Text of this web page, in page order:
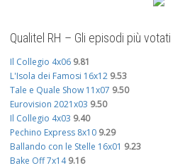
Qualitel RH – Gli episodi più votati
Il Collegio 4x06 9.81
L'Isola dei Famosi 16x12 9.53
Tale e Quale Show 11x07 9.50
Eurovision 2021x03 9.50
Il Collegio 4x03 9.40
Pechino Express 8x10 9.29
Ballando con le Stelle 16x01 9.23
Bake Off 7x14 9.16